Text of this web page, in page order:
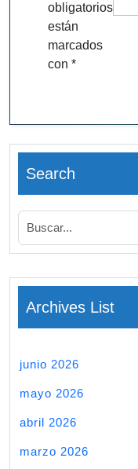
obligatorios
están
marcados
con *
Search
Archives List
junio 2026
mayo 2026
abril 2026
marzo 2026